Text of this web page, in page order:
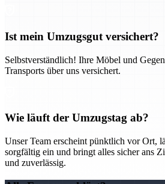
Ist mein Umzugsgut versichert?
Selbstverständlich! Ihre Möbel und
Transports über uns versichert.
Wie läuft der Umzugstag ab?
Unser Team erscheint pünktlich vor Ort,
sorgfältig ein und bringt alles sicher ans
und zuverlässig.